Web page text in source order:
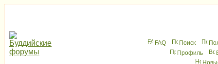
FAQ Поиск
Профиль